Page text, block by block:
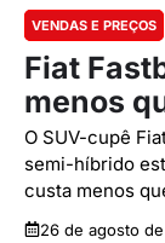
VENDAS E PREÇOS
Fiat
menos
O SUV-cupê
semi-híbrido
custa menos
26 de agosto